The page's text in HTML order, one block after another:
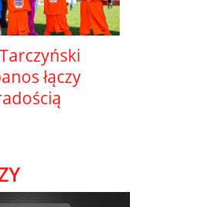
łączy